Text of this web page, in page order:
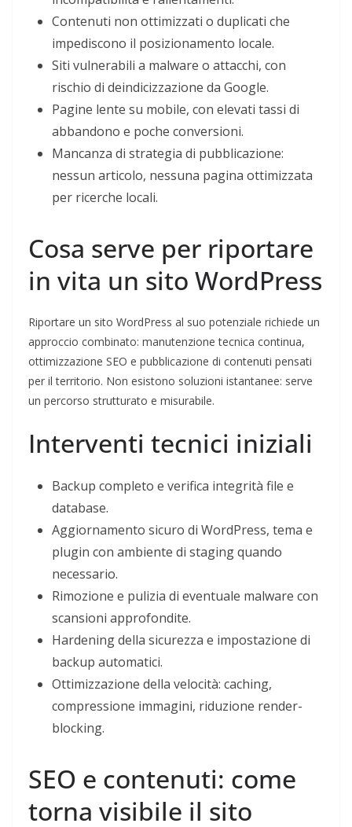
Contenuti non ottimizzati o duplicati che
impediscono il posizionamento locale.
Siti vulnerabili a malware o attacchi, con
rischio di deindicizzazione da Google.
Pagine lente su mobile, con elevati tassi di
abbandono e poche conversioni.
Mancanza di strategia di pubblicazione:
nessun articolo, nessuna pagina ottimizzata
per ricerche locali.
Cosa serve per riportare
in vita un sito WordPress
Riportare un sito WordPress al suo potenziale richiede un
approccio combinato: manutenzione tecnica continua,
ottimizzazione SEO e pubblicazione di contenuti pensati
per il territorio. Non esistono soluzioni istantanee: serve
un percorso strutturato e misurabile.
Interventi tecnici iniziali
Backup completo e verifica integrità file e
database.
Aggiornamento sicuro di WordPress, tema e
plugin con ambiente di staging quando
necessario.
Rimozione e pulizia di eventuale malware con
scansioni approfondite.
Hardening della sicurezza e impostazione di
backup automatici.
Ottimizzazione della velocità: caching,
compressione immagini, riduzione render-
blocking.
SEO e contenuti: come
torna visibile il sito